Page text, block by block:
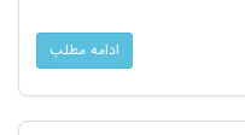
ادامه مطلب